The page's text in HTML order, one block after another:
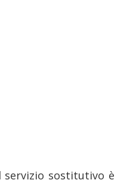
servizio sostitutivo è